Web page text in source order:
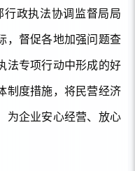
行政执法协调监督局局
，督促各地加强问题查
法专项行动中形成的好
制度措施，将民营经济
为企业安心经营、放心